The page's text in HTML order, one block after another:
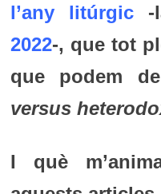
l’any litúrgic-
2022-, que tot
que podem
versus
I què